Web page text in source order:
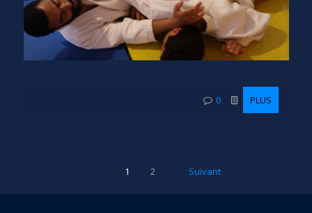
0 PLUS
1 2 Suivant